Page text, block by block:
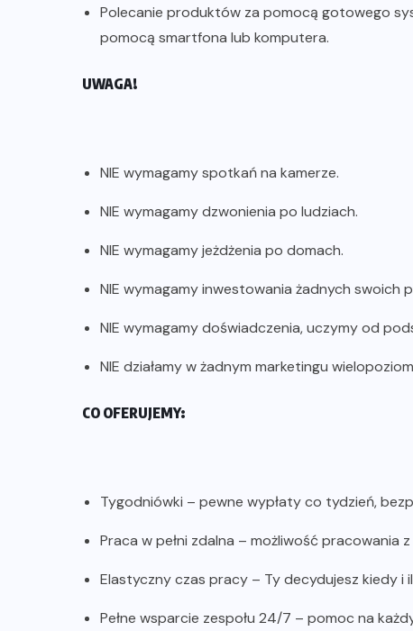
Polecanie produktów za pomocą gotowego
pomocą smartfona lub komputera.
UWAGA!
NIE wymagamy spotkań na kamerze.
NIE wymagamy dzwonienia po ludziach.
NIE wymagamy jeżdżenia po domach.
NIE wymagamy inwestowania żadnych swoich
NIE wymagamy doświadczenia, uczymy od
NIE działamy w żadnym marketingu
CO OFERUJEMY:
Tygodniówki – pewne wypłaty co tydzień,
Praca w pełni zdalna – możliwość pracowania
Elastyczny czas pracy – Ty decydujesz kiedy i
Pełne wsparcie zespołu 24/7 – pomoc na